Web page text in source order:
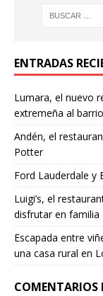
ENTRADAS
Lumara, el nuevo
extremeña al
Andén, el
Potter
Ford Lauderdale y
Luigi’s, el
disfrutar en familia
Escapada entre
una casa rural en
COMENTARIOS